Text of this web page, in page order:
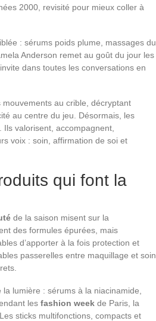
2000, revisité pour mieux coller à
: sérums poids plume, massages du
Anderson remet au goût du jour les
dans toutes les conversations en
mouvements au crible, décryptant
au centre du jeu. Désormais, les
valorisent, accompagnent,
voix : soin, affirmation de soi et
qui font la
de la saison misent sur la
des formules épurées, mais
d’apporter à la fois protection et
passerelles entre maquillage et soin,
lumière : sérums à la niacinamide,
les fashion week de Paris, la
sticks multifonctions, compacts et